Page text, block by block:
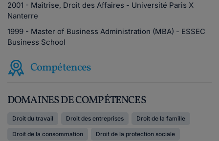
2001 - Maîtrise, Droit des Affaires - Université Paris X
Nanterre
1999 - Master of Business Administration (MBA) - ESSEC
Business School
Compétences
DOMAINES DE COMPÉTENCES
Droit du travail Droit des entreprises Droit de la famille
Droit de la consommation Droit de la protection sociale